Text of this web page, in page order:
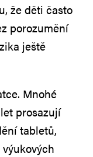
že děti často
porozumění
ještě
Mnohé
prosazují
tabletů,